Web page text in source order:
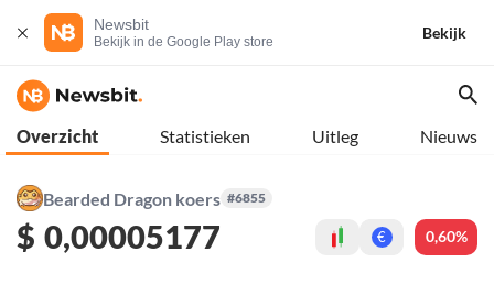
Newsbit
Bekijk in de Google Play store
Bekijk
Overzicht Statistieken Uitleg Nieuws
Bearded Dragon koers #6855
$ 0,00005177 € 0,60%